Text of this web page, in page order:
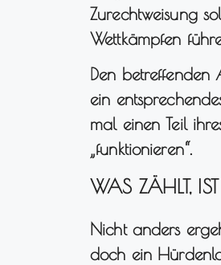
Zurechtweisung
Wettkämpfen
Den betreffenden
ein
mal einen Teil
„funktionieren“.
WAS ZÄHLT,
Nicht anders
doch ein